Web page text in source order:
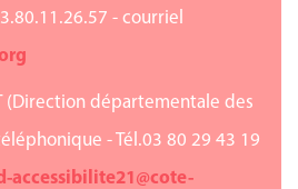
- courriel
(Direction départementale des
- Tél.03 80 29 43 19
accessibilite21@cote-